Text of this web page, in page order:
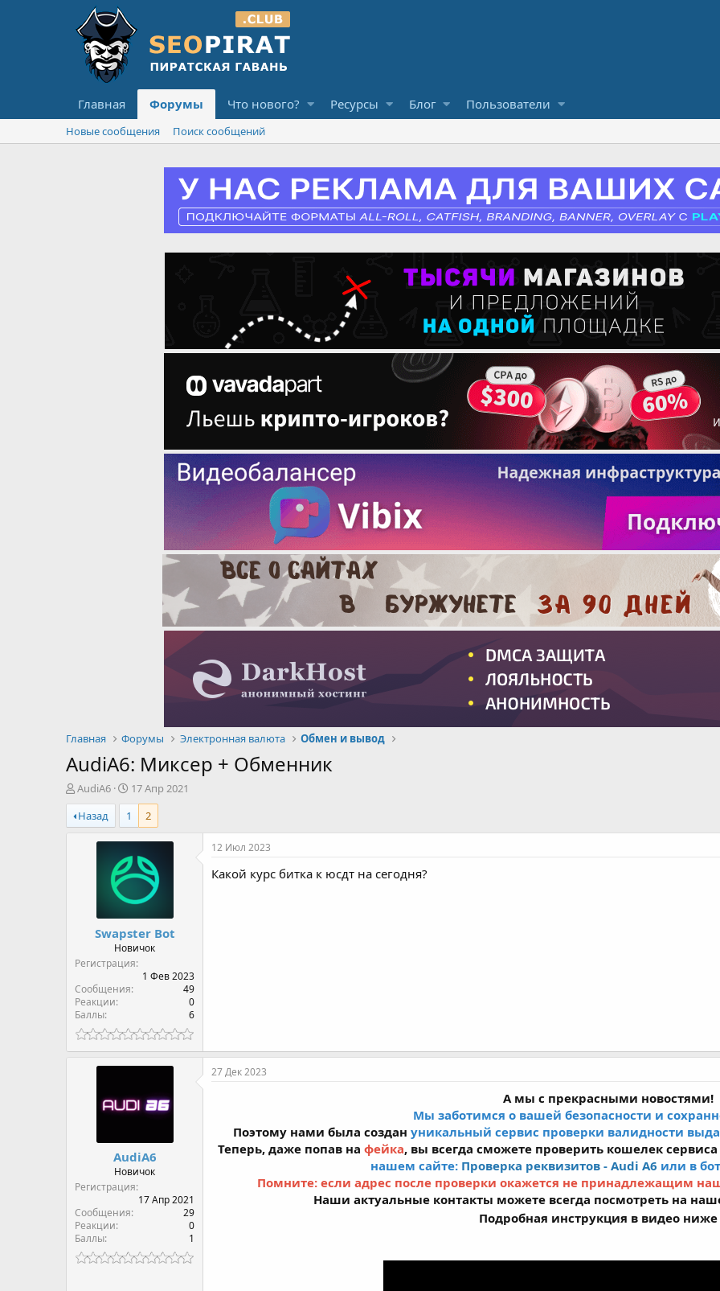
Главная Форумы Что нового? Ресурсы Блог Пользователи
Новые сообщения Поиск сообщений
Главная Форумы Электронная валюта Обмен и вывод
AudiA6: Миксер + Обменник
А
в
т
о
AudiA6
Д
а
а
н
а
ч
л
а
17 Апр 2021
Назад
1 2
Swapster Bot
Новичок
Регистрация
1 Фев 2023
Сообщения
49
Реакции
0
Баллы
6
12 Июл 2023
Какой курс битка к юсдт на сегодня?
AudiA6
Новичок
Регистрация
17 Апр 2021
Сообщения
29
Реакции
0
Баллы
1
27 Дек 2023
А мы с прекрасными новостями!
Мы заботимся о вашей безопасности и
Поэтому нами была создан уникальный сервис проверки валидности
Теперь, даже попав на фейка, вы всегда сможете проверить кошелек сервиса
нашем сайте: Проверка реквизитов - Audi A6 или в
Помните: если адрес после проверки окажется не принадлежащим
Наши актуальные контакты можете всегда посмотреть на
Подробная инструкция в видео ниже